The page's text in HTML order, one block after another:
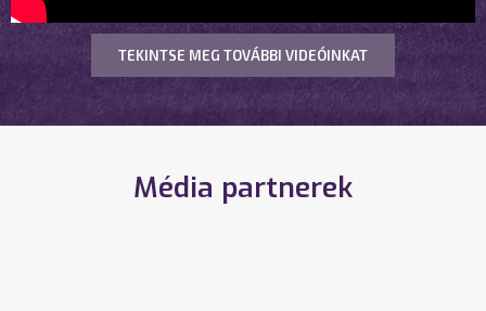
TEKINTSE MEG TOVÁBBI VIDEÓINKAT
Média partnerek